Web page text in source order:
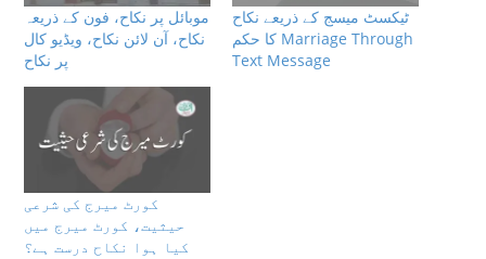
موبائل پر نکاح، فون کے ذریعہ
نکاح، آن لائن نکاح، ویڈیو کال
پر نکاح
ٹیکسٹ میسج کے ذریعے نکاح
كا حكم Marriage Through
Text Message
کورٹ میرج کی شرعی
حیثیت، کورٹ میرج میں
كیا ہوا نكاح درست ہے؟